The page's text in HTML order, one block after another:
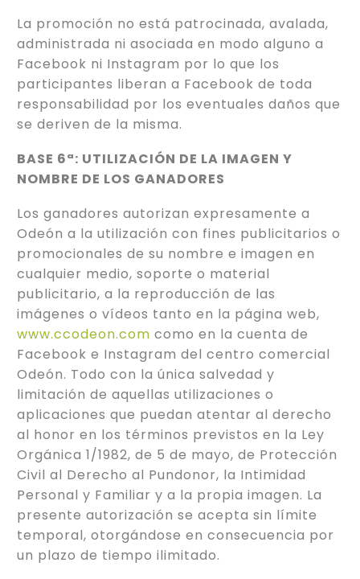
La promoción no está patrocinada, avalada,
administrada ni asociada en modo alguno a
Facebook ni Instagram por lo que los
participantes liberan a Facebook de toda
responsabilidad por los eventuales daños que
se deriven de la misma.
BASE 6ª: UTILIZACIÓN DE LA IMAGEN Y
NOMBRE DE LOS GANADORES
Los ganadores autorizan expresamente a
Odeón a la utilización con fines publicitarios o
promocionales de su nombre e imagen en
cualquier medio, soporte o material
publicitario, a la reproducción de las
imágenes o vídeos tanto en la página web,
www.ccodeon.com como en la cuenta de
Facebook e Instagram del centro comercial
Odeón. Todo con la única salvedad y
limitación de aquellas utilizaciones o
aplicaciones que puedan atentar al derecho
al honor en los términos previstos en la Ley
Orgánica 1/1982, de 5 de mayo, de Protección
Civil al Derecho al Pundonor, la Intimidad
Personal y Familiar y a la propia imagen. La
presente autorización se acepta sin límite
temporal, otorgándose en consecuencia por
un plazo de tiempo ilimitado.